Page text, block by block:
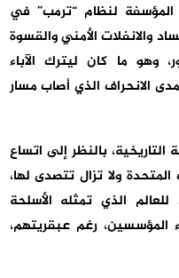
المؤسفة لنظام “ترمب” في
والانفلات الأمني والقسوة
وهو ما كان ليترك الآباء
الانحراف الذي أصاب مسار
بالنظر إلى اتساع
ولا تزال تتصدى لها،
الذي تمثله الأسلحة
المؤسسين، رغم عبقريتهم،